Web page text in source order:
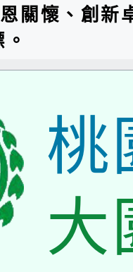
關懷、創新
桃
大